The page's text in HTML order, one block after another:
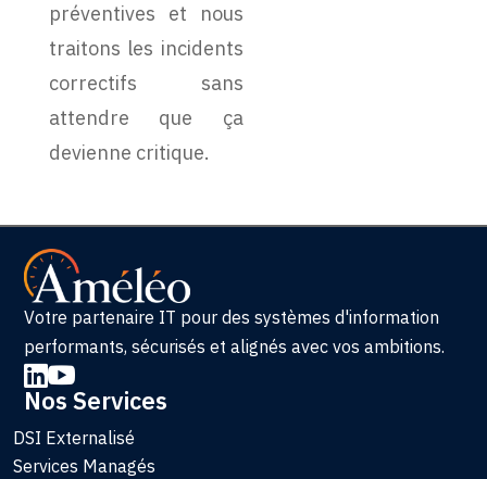
préventives et nous
traitons les incidents
correctifs sans
attendre que ça
devienne critique.
Votre partenaire IT pour des systèmes d'information
performants, sécurisés et alignés avec vos ambitions.

Nos Services
DSI Externalisé
Services Managés